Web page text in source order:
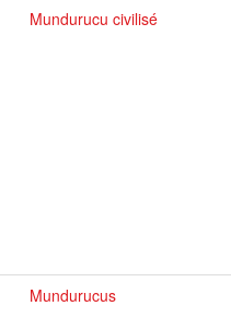
Mundurucu civilisé
Mundurucus